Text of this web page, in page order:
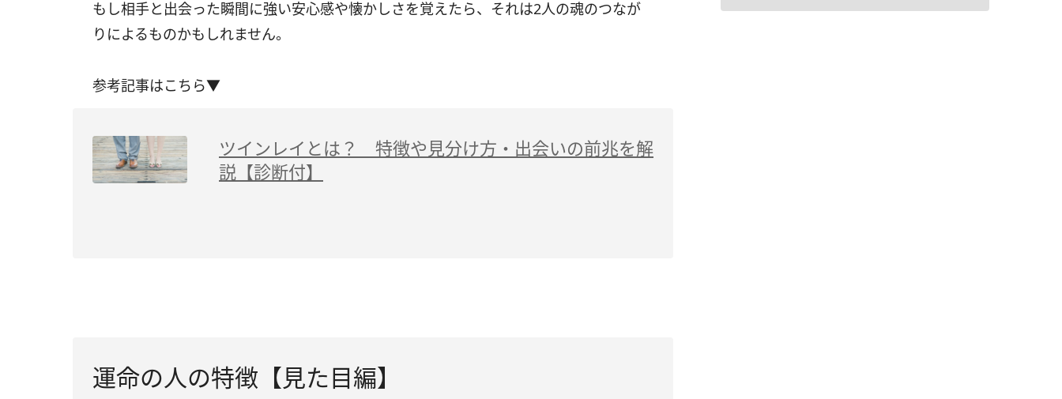
もし相手と出会った瞬間に強い安心感や懐かしさを覚えたら、それは2人の魂のつなが
りによるものかもしれません。
参考記事はこちら▼
ツインレイとは？ 特徴や見分け方・出会いの前兆を解
説【診断付】
運命の人の特徴【見た目編】